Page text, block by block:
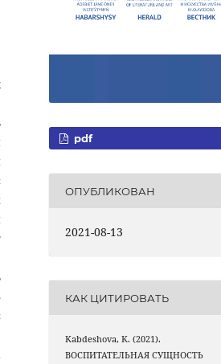
pdf
ОПУБЛИКОВАН
2021-08-13
КАК ЦИТИРОВАТЬ
Kabdeshova, K. (2021).
ВОСПИТАТЕЛЬНАЯ СУЩНОСТЬ